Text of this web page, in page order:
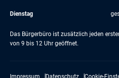
Dienstag
Das Bürgerbüro ist zusätzlich jeden
von 9 bis 12 Uhr geöffnet.
Impressum Datenschutz Cookie-